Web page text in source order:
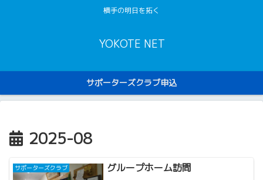
横手の明日を拓く
YOKOTE NET
サポーターズクラブ申込
2025-08
サポーターズクラブ グループホーム訪問